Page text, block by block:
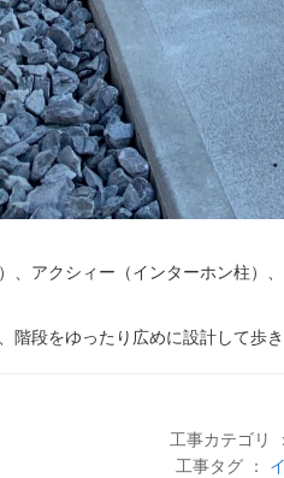
アクシィー（インターホン柱）、
段をゆったり広めに設計して歩
工事カテゴリ ：
工事タグ ：